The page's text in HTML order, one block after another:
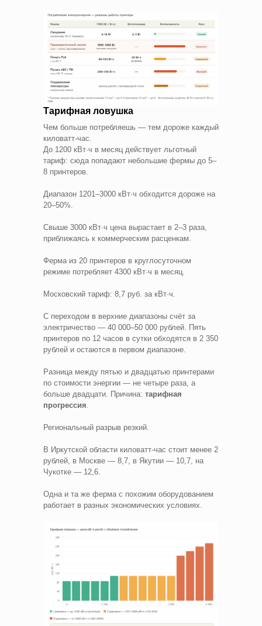
Тарифная ловушка
Чем больше потребляешь — тем дороже каждый
киловатт-час.
До 1200 кВт·ч в месяц действует льготный
тариф: сюда попадают небольшие фермы до 5–
8 принтеров.
Диапазон 1201–3000 кВт·ч обходится дороже на
20–50%.
Свыше 3000 кВт·ч цена вырастает в 2–3 раза,
приближаясь к коммерческим расценкам.
Ферма из 20 принтеров в круглосуточном
режиме потребляет 4300 кВт·ч в месяц.
Московский тариф: 8,7 руб. за кВт·ч.
С переходом в верхние диапазоны счёт за
электричество — 40 000–50 000 рублей. Пять
принтеров по 12 часов в сутки обходятся в 2 350
рублей и остаются в первом диапазоне.
Разница между пятью и двадцатью принтерами
по стоимости энергии — не четыре раза, а
больше двадцати. Причина: тарифная
прогрессия
Региональный разрыв резкий.
В Иркутской области киловатт-час стоит менее 2
рублей, в Москве — 8,7, в Якутии — 10,7, на
Чукотке — 12,6.
Одна и та же ферма с похожим оборудованием
работает в разных экономических условиях.